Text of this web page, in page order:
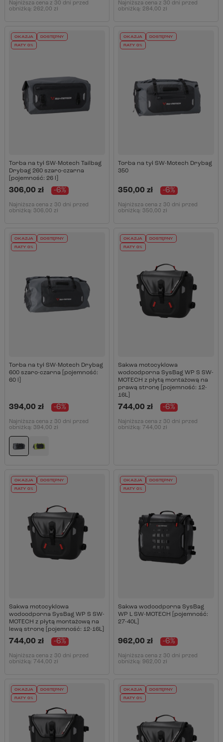
Najniższa cena z 30 dni przed
obniżką: 262,00 zł
Najniższa cena z 30 dni przed
obniżką: 284,00 zł
OKAZJA DOSTĘPNY
RATY 0%
Torba na tył SW-Motech Tailbag
Drybag 260 szaro-czarna
[pojemność: 26 l]
306,00 zł -6%
Najniższa cena z 30 dni przed
obniżką: 306,00 zł
OKAZJA DOSTĘPNY
RATY 0%
Torba na tył SW-Motech Drybag
350
350,00 zł -6%
Najniższa cena z 30 dni przed
obniżką: 350,00 zł
OKAZJA DOSTĘPNY
RATY 0%
Torba na tył SW-Motech Drybag
600 szaro-czarna [pojemność:
60 l]
394,00 zł -6%
Najniższa cena z 30 dni przed
obniżką: 394,00 zł
OKAZJA DOSTĘPNY
RATY 0%
Sakwa motocyklowa
wodoodporna SysBag WP S SW-
MOTECH z płytą montażową na
prawą stronę [pojemność: 12-
16L]
744,00 zł -6%
Najniższa cena z 30 dni przed
obniżką: 744,00 zł
OKAZJA DOSTĘPNY
RATY 0%
Sakwa motocyklowa
wodoodporna SysBag WP S SW-
MOTECH z płytą montażową na
lewą stronę [pojemność: 12-16L]
744,00 zł -6%
Najniższa cena z 30 dni przed
obniżką: 744,00 zł
OKAZJA DOSTĘPNY
RATY 0%
Sakwa wodoodporna SysBag
WP L SW-MOTECH [pojemność:
27-40L]
962,00 zł -6%
Najniższa cena z 30 dni przed
obniżką: 962,00 zł
OKAZJA DOSTĘPNY
RATY 0%
OKAZJA DOSTĘPNY
RATY 0%